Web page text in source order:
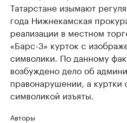
Татарстане изымают
года Нижнекамская
реализации в местном
«Барс-3» курток с
символики. По данному
возбуждено дело об
правонарушении, а куртки
символикой изъяты.
Авторы